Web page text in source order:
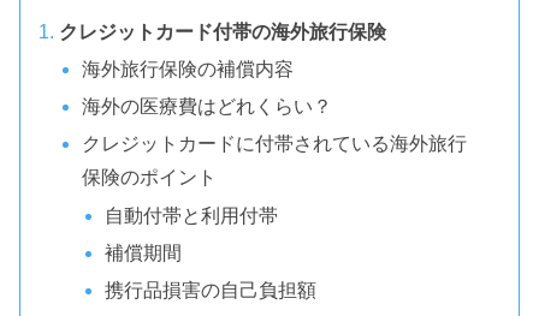
クレジットカード付帯の海外旅行保険
海外旅行保険の補償内容
海外の医療費はどれくらい？
クレジットカードに付帯されている海外旅行
保険のポイント
自動付帯と利用付帯
補償期間
携行品損害の自己負担額